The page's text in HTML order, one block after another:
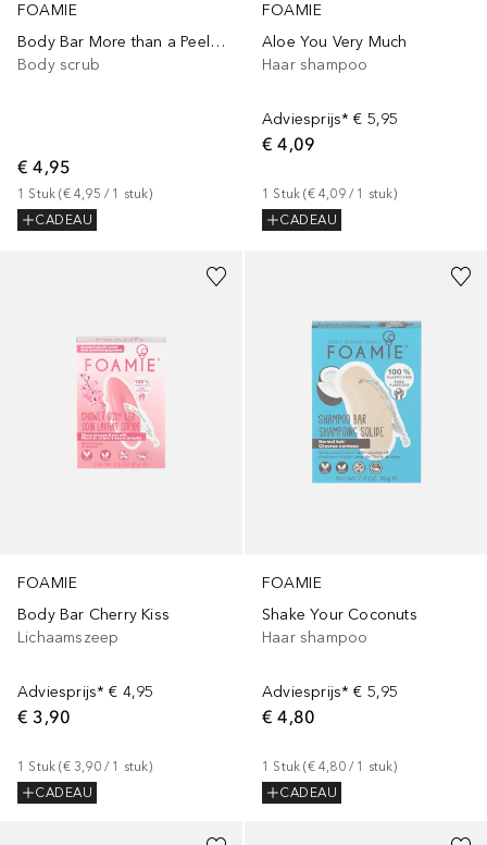
FOAMIE
Body Bar More than a Peeling
Body scrub
€ 4,95
1 Stuk (€ 4,95 / 1 stuk)
CADEAU
FOAMIE
Aloe You Very Much
Haar shampoo
Adviesprijs* € 5,95
€ 4,09
1 Stuk (€ 4,09 / 1 stuk)
CADEAU
FOAMIE
Body Bar Cherry Kiss
Lichaamszeep
Adviesprijs* € 4,95
€ 3,90
1 Stuk (€ 3,90 / 1 stuk)
CADEAU
FOAMIE
Shake Your Coconuts
Haar shampoo
Adviesprijs* € 5,95
€ 4,80
1 Stuk (€ 4,80 / 1 stuk)
CADEAU